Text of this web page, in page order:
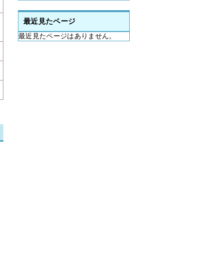
最近見たページ
最近見たページはありません。